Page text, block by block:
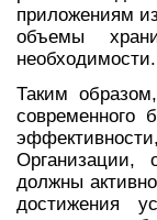
приложениям
объемы
необходимости.
Таким
Организации,
должны
достижения